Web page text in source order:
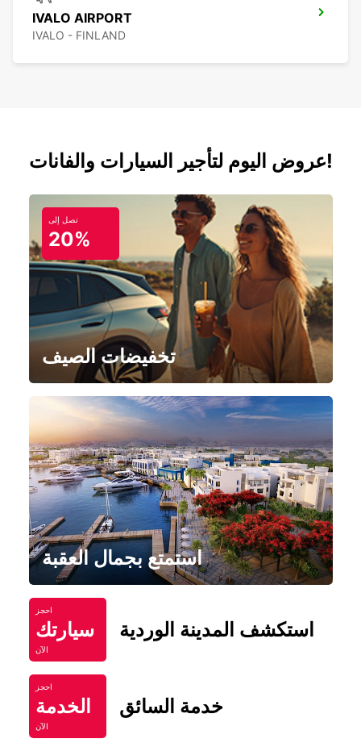
IVALO AIRPORT
IVALO - FINLAND
عروض اليوم لتأجير السيارات والفانات!
تصل إلى
20%
تخفيضات الصيف
استمتع بجمال العقبة
احجز
سيارتك
الآن
استكشف المدينة الوردية
احجز
الخدمة
الآن
خدمة السائق